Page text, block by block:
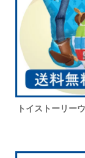
トイストーリー